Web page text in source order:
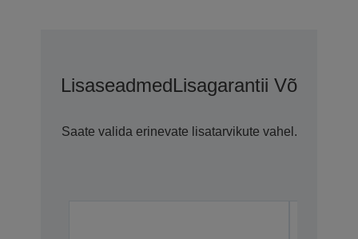
LisaseadmedLisagarantii
Saate valida erinevate lisatarvikute vahel.